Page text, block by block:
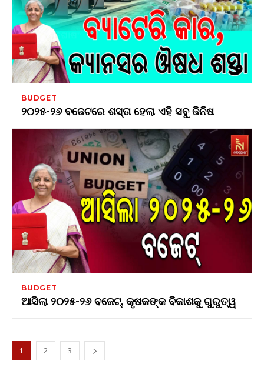
BUDGET
୨୦୨୫-୨୬ ବଜେଟରେ ଶସ୍ତା ହେଲା ଏହି ସବୁ ଜିନିଷ
BUDGET
ଆସିଲା ୨୦୨୫-୨୬ ବଜେଟ୍, କୃଷକଙ୍କ ବିକାଶକୁ ଗୁରୁତ୍ୱ
1 2 3